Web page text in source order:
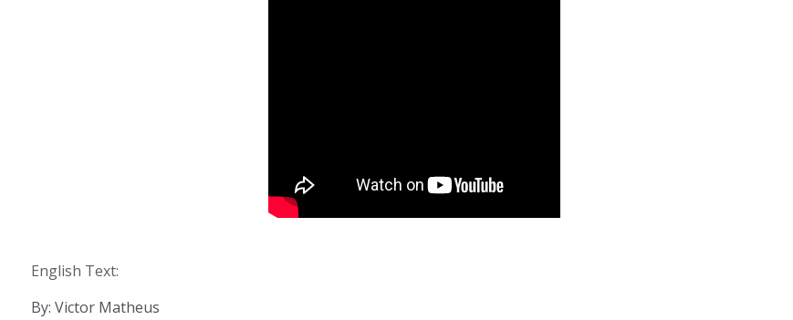
English Text:
By: Victor Matheus